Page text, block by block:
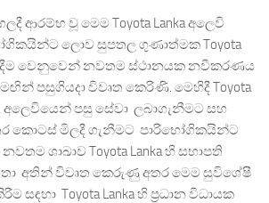
ආරම්භ වූ මෙම Toyota Lanka අලෙවි
ලොව සුපතල ගුණාත්මක Toyota
වෙනුවෙන් නවතම ස්ථානයක නවීකරණය
පසුගියදා විවෘත කෙරිණි. මෙහිදී Toyota
අලෙවියෙන් පසු සේවා ලබාගැනීමට සහ
කොටස් මිලදී ගැනීමට පාරිභෝගිකයින්ට
ශාඛාව Toyota Lanka හි සභාපති
මහතා අතින් විවෘත කෙරුණු අතර මෙම සුවිශේෂී
සඳහා Toyota Lanka හි ප්‍රධාන විධායක